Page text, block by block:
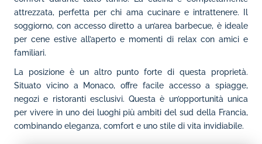
attrezzata, perfetta per chi ama cucinare e intrattenere. Il
soggiorno, con accesso diretto a un’area barbecue, è ideale
per cene estive all’aperto e momenti di relax con amici e
familiari.
La posizione è un altro punto forte di questa proprietà.
Situato vicino a Monaco, offre facile accesso a spiagge,
negozi e ristoranti esclusivi. Questa è un’opportunità unica
per vivere in uno dei luoghi più ambiti del sud della Francia,
combinando eleganza, comfort e uno stile di vita invidiabile.